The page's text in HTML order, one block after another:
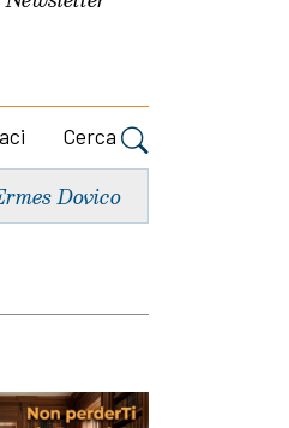
Cerca
Dovico